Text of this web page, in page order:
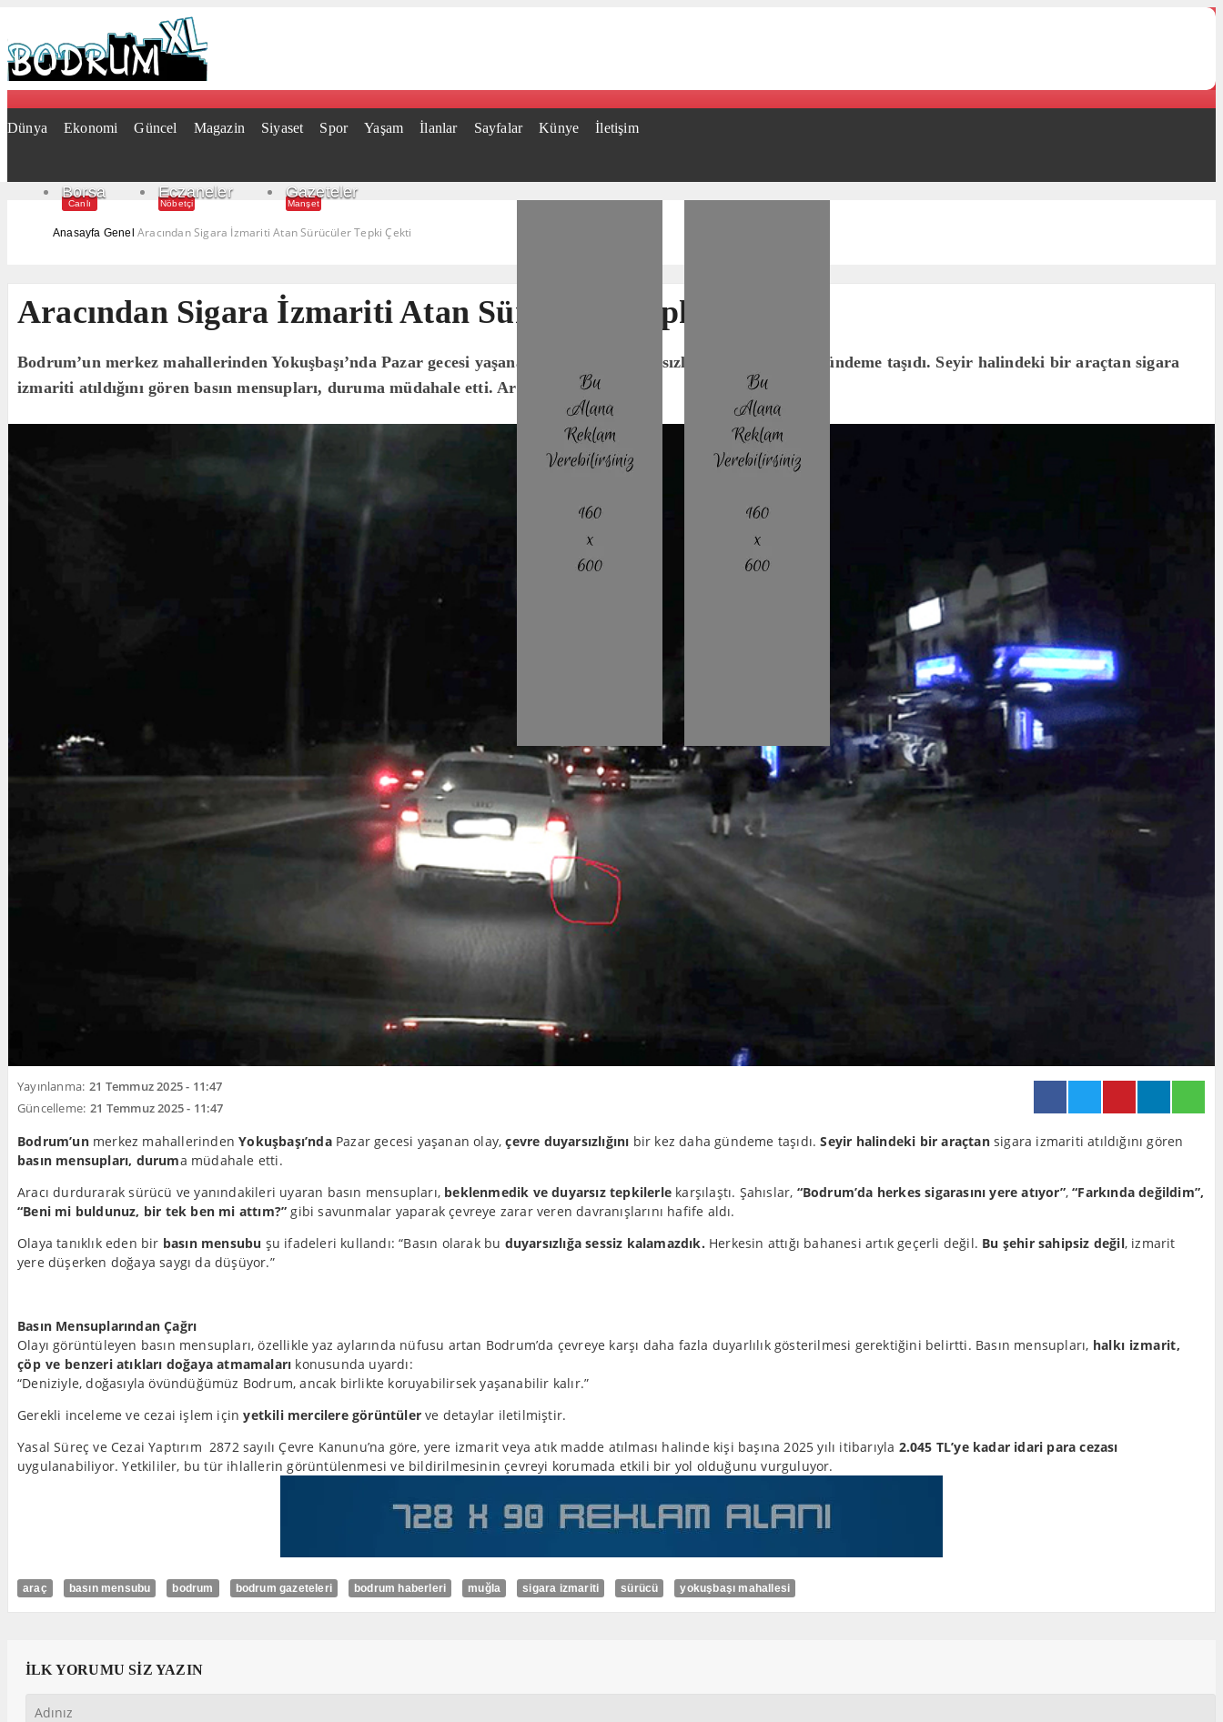
Dünya Ekonomi Güncel Magazin Siyaset Spor Yaşam İlanlar Sayfalar Künye İletişim
Borsa
Canlı
Eczaneler
Nöbetçi
Gazeteler
Manşet
Anasayfa Genel Aracından Sigara İzmariti Atan Sürücüler Tepki Çekti
Aracından Sigara İzmariti Atan Sürücüler Tepki Çekti
Bodrum’un merkez mahallerinden Yokuşbaşı’nda Pazar gecesi yaşanan olay, çevre duyarsızlığını bir kez daha gündeme taşıdı. Seyir halindeki bir araçtan sigara
izmariti atıldığını gören basın mensupları, duruma müdahale etti. Aracı durdurarak..
Yayınlanma: 21 Temmuz 2025 - 11:47
Güncelleme: 21 Temmuz 2025 - 11:47
Bodrum’unmerkez mahallerindenYokuşbaşı’ndaPazar gecesi yaşanan olay,çevre duyarsızlığını bir kez daha gündeme taşıdı.Seyir halindeki bir araçtansigara izmariti atıldığını gören
basın mensupları, duruma müdahale etti.
Aracı durdurarak sürücü ve yanındakileri uyaran basın mensupları, beklenmedik ve duyarsız tepkilerle karşılaştı. Şahıslar, “Bodrum’da herkes sigarasını yere atıyor”,“Farkında değildim”,
“Beni mi buldunuz, bir tek ben mi attım?” gibi savunmalar yaparak çevreye zarar veren davranışlarını hafife aldı.
Olaya tanıklık eden bir basın mensubu şu ifadeleri kullandı: “Basın olarak bu duyarsızlığa sessiz kalamazdık. Herkesin attığı bahanesi artık geçerli değil. Bu şehir sahipsiz değil, izmarit
yere düşerken doğaya saygı da düşüyor.”
Basın Mensuplarından Çağrı
Olayı görüntüleyen basın mensupları, özellikle yaz aylarında nüfusu artan Bodrum’da çevreye karşı daha fazla duyarlılık gösterilmesi gerektiğini belirtti. Basın mensupları, halkı izmarit,
çöp ve benzeri atıkları doğaya atmamaları konusunda uyardı:
“Deniziyle, doğasıyla övündüğümüz Bodrum, ancak birlikte koruyabilirsek yaşanabilir kalır.”
Gerekli inceleme ve cezai işlem içinyetkili mercilere görüntüler ve detaylar iletilmiştir.
Yasal Süreç ve Cezai Yaptırım 2872 sayılı Çevre Kanunu’na göre, yere izmarit veya atık madde atılması halinde kişi başına 2025 yılı itibarıyla 2.045 TL’ye kadar idari para cezası
uygulanabiliyor. Yetkililer, bu tür ihlallerin görüntülenmesi ve bildirilmesinin çevreyi korumada etkili bir yol olduğunu vurguluyor.
araç basın mensubu bodrum bodrum gazeteleri bodrum haberleri muğla sigara izmariti sürücü yokuşbaşı mahallesi
İLK YORUMU SİZ YAZIN